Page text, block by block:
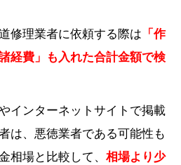
修理業者に依頼する際は 「作
経費」も入れた合計金額で検
インターネットサイトで掲載
は、悪徳業者である可能性も
相場と比較して、 相場より少